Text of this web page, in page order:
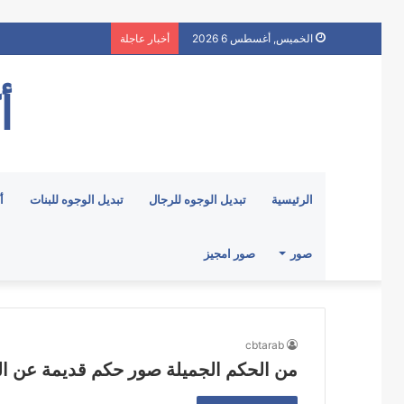
الخميس, أغسطس 6 2026 أخبار عاجلة
الرئيسية تبديل الوجوه للرجال تبديل الوجوه للبنات
صور صور امجيز
cbtarab
من الحكم الجميلة صور حكم قديمة عن